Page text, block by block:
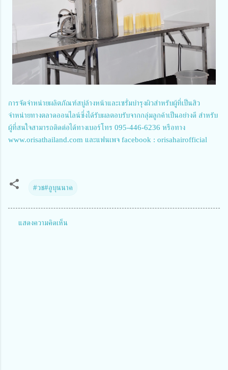
การจัดจำหน่ายผลิตภัณฑ์สบู่ล้างหน้าและเซรั่มบำรุงผิวสำหรับผู้ที่เป็นสิว
จำหน่ายทางตลาดออนไลน์ซึ่งได้รับผลตอบรับจากกลุ่มลูกค้าเป็นอย่างดี สำหรับ
ผู้ที่สนใจสามารถติดต่อได้ทางเบอร์โทร 095-446-6236 หรือทาง
www.orisathailand.com และแฟนเพจ facebook : orisahairofficial
#วช#อูบุนนาค
แสดงความคิดเห็น